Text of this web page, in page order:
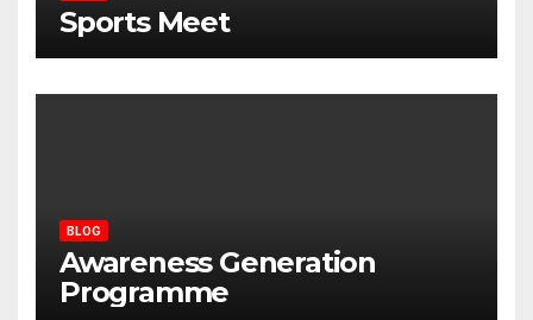
Sports Meet
BLOG
Awareness Generation
Programme